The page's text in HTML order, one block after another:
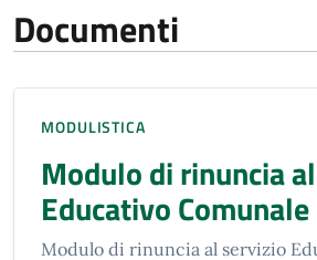
Documenti
MODULISTICA
Modulo di rinuncia
Educativo Comunale
Modulo di rinuncia al servizio